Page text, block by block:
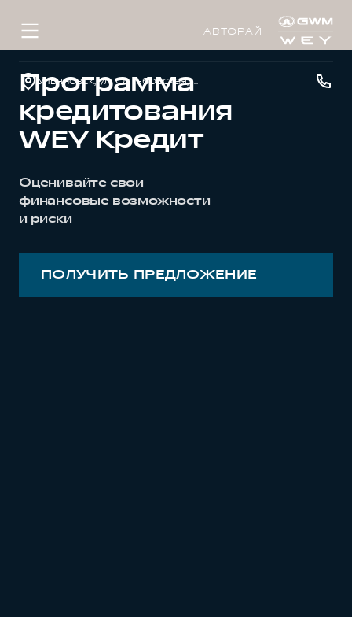
АВТОРАЙ
Ульяновск, ул. Октябрьская, д. 22л
Программа
кредитования
WEY Кредит
Оценивайте свои
финансовые возможности
и риски
ПОЛУЧИТЬ ПРЕДЛОЖЕНИЕ